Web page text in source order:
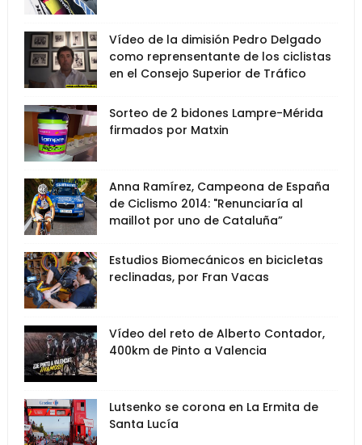
Vídeo de la dimisión Pedro Delgado
como reprensentante de los ciclistas
en el Consejo Superior de Tráfico
Sorteo de 2 bidones Lampre-Mérida
firmados por Matxin
Anna Ramírez, Campeona de España
de Ciclismo 2014: "Renunciaría al
maillot por uno de Cataluña”
Estudios Biomecánicos en bicicletas
reclinadas, por Fran Vacas
Vídeo del reto de Alberto Contador,
400km de Pinto a Valencia
Lutsenko se corona en La Ermita de
Santa Lucía